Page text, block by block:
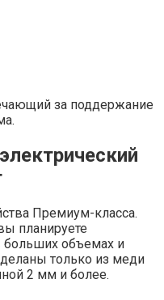
за поддержание
Премиум-класса.
планируете
больших объемах и
только из меди
2 мм и более.